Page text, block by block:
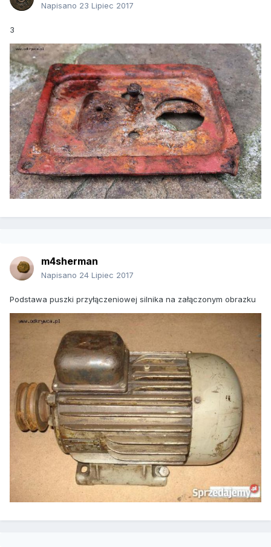
Napisano 23 Lipiec 2017
3
m4sherman
Napisano 24 Lipiec 2017
Podstawa puszki przyłączeniowej silnika na załączonym obrazku